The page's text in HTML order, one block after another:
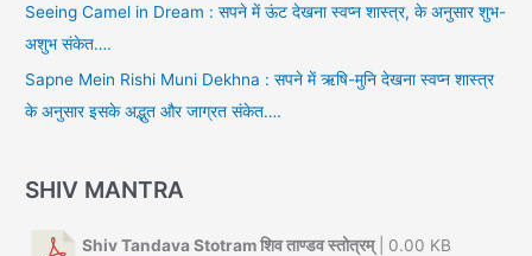
Seeing Camel in Dream : सपने में ऊंट देखना स्वप्न शास्त्र, के अनुसार शुभ-
अशुभ संकेत….
Sapne Mein Rishi Muni Dekhna : सपने में ऋषि-मुनि देखना स्वप्न शास्त्र
के अनुसार इसके अद्भुत और जाग्रत संकेत….
SHIV MANTRA
Shiv Tandava Stotram शिव ताण्डव स्तोत्रम्| 0.00 KB